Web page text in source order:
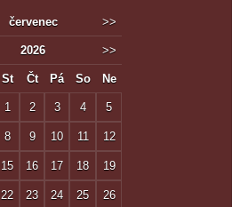
červenec >>
2026 >>
St Čt Pá So Ne
1 2 3 4 5
8 9 10 11 12
15 16 17 18 19
22 23 24 25 26